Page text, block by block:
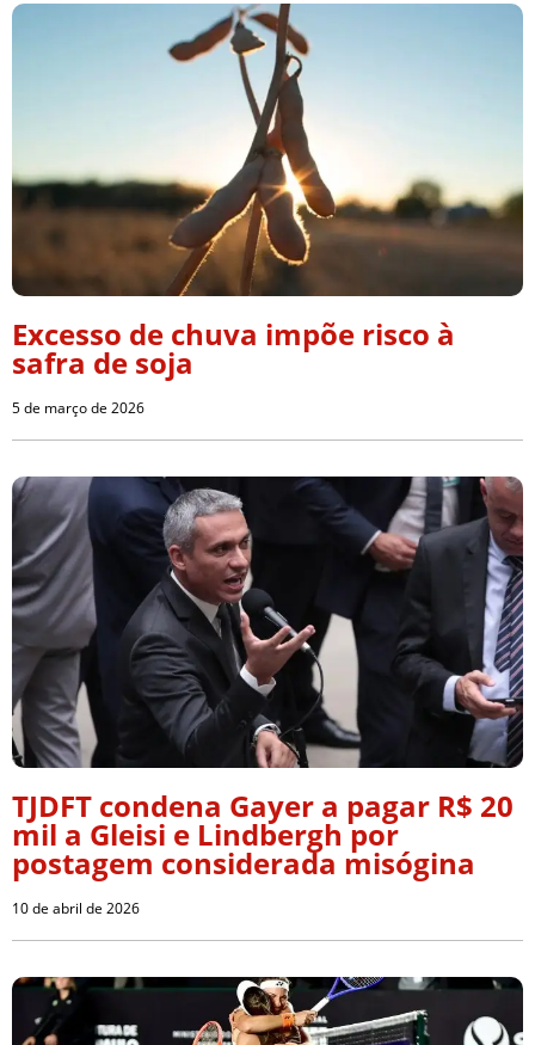
Excesso de chuva impõe risco à
safra de soja
5 de março de 2026
TJDFT condena Gayer a pagar R$ 20
mil a Gleisi e Lindbergh por
postagem considerada misógina
10 de abril de 2026